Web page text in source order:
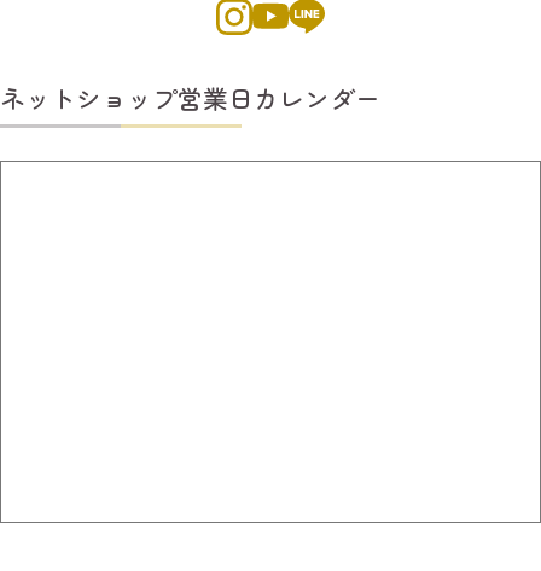
ネットショップ営業日カレンダー